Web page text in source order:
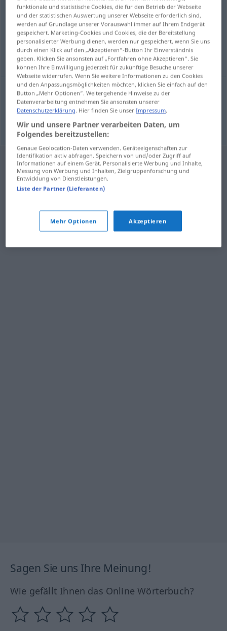
Übersicht aller Übersetzungen
(Für mehr Details die Übersetzung anklicken/antippen)
Abenteuer
Abenteuern pustolovina
Sagen Sie uns Ihre Meinung!
Wie gefällt Ihnen das Online Wörterbuch?
funktionale und statistische Cookies, die für den Betrieb der Webseite
und der statistischen Auswertung unserer Webseite erforderlich sind,
werden auf Grundlage unserer Vorauswahl immer auf Ihrem Endgerät
gespeichert. Marketing-Cookies und Cookies, die der Bereitstellung
personalisierter Werbung dienen, werden nur gespeichert, wenn Sie uns
durch einen Klick auf den „Akzeptieren“-Button Ihr Einverständnis
geben. Klicken Sie ansonsten auf „Fortfahren ohne Akzeptieren“. Sie
können Ihre Einwilligung jederzeit für zukünftige Besuche unserer
Webseite widerrufen. Wenn Sie weitere Informationen zu den Cookies
und den Anpassungsmöglichkeiten möchten, klicken Sie einfach auf den
Button „Mehr Optionen“. Weitergehende Hinweise zu der
Datenverarbeitung entnehmen Sie ansonsten unserer
Datenschutzerklärung . Hier finden Sie unserImpressum
Wir und unsere Partner verarbeiten Daten, um
Folgendes bereitzustellen:
Genaue Geolocation-Daten verwenden. Geräteeigenschaften zur
Identifikation aktiv abfragen. Speichern von und/oder Zugriff auf
Informationen auf einem Gerät. Personalisierte Werbung und Inhalte,
Messung von Werbung und Inhalten, Zielgruppenforschung und
Entwicklung von Dienstleistungen.
Liste der Partner (Lieferanten)
Mehr Optionen Akzeptieren